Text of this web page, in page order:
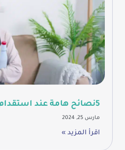
5نصائح هامة عند استقدام العمالة المنزلية
مارس 25, 2024
اقرأ المزيد »